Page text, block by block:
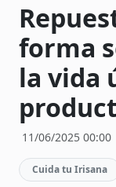
forma
la vida
11/06/2025 00:00
Cuida tu Irisana